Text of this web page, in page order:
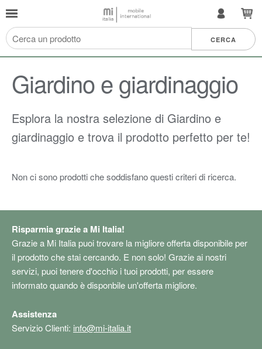
Giardino e giardinaggio
Esplora la nostra selezione di Giardino e
giardinaggio e trova il prodotto perfetto per te!
Non ci sono prodotti che soddisfano questi criteri di ricerca.
Risparmia grazie a Mi Italia!
Grazie a Mi Italia puoi trovare la migliore offerta disponibile per
il prodotto che stai cercando. E non solo! Grazie ai nostri
servizi, puoi tenere d'occhio i tuoi prodotti, per essere
informato quando è disponbile un'offerta migliore.
Assistenza
Servizio Clienti: info@mi-italia.it